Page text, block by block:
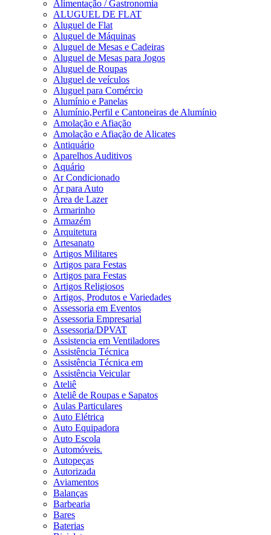
Alimentação / Gastronomia
ALUGUEL DE FLAT
Aluguel de Flat
Aluguel de Máquinas
Aluguel de Mesas e Cadeiras
Aluguel de Mesas para Jogos
Aluguel de Roupas
Aluguel de veículos
Aluguel para Comércio
Alumínio e Panelas
Alumínio,Perfil e Cantoneiras de Alumínio
Amolação e Afiação
Amolação e Afiação de Alicates
Antiquário
Aparelhos Auditivos
Aquário
Ar Condicionado
Ar para Auto
Área de Lazer
Armarinho
Armazém
Arquitetura
Artesanato
Artigos Militares
Artigos para Festas
Artigos para Festas
Artigos Religiosos
Artigos, Produtos e Variedades
Assessoria em Eventos
Assessoria Empresarial
Assessoria/DPVAT
Assistencia em Ventiladores
Assistência Técnica
Assistência Técnica em
Assistência Veicular
Ateliê
Ateliê de Roupas e Sapatos
Aulas Particulares
Auto Elétrica
Auto Equipadora
Auto Escola
Automóveis.
Autopeças
Autorizada
Aviamentos
Balanças
Barbearia
Bares
Baterias